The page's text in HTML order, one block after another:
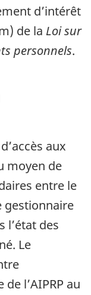
d’intérêt
de la Loi sur
personnels.
aux
moyen de
entre le
gestionnaire
l’état des
Le
l’AIPRP au